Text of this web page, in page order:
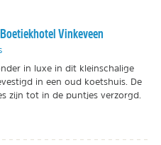
Vinkeveen
in luxe in dit kleinschalige
in een oud koetshuis. De
zijn tot in de puntjes verzorgd.